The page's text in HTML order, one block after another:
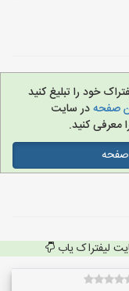
خود را تبلیغ کنید
صفحهدر سایت
معرفی کنید.
صفحه
لیفتراک یاب